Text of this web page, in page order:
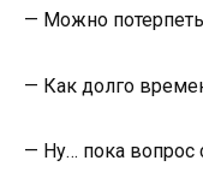
— Можно
— Как долго
— Ну… пока вопрос